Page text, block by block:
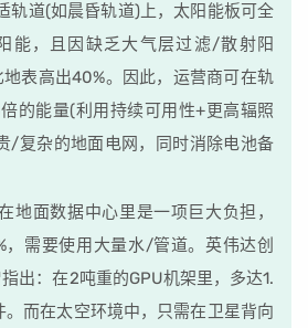
轨道(如晨昏轨道)上，太阳能板可全
能，且因缺乏大气层过滤/散射阳
表高出40%。因此，运营商可在轨
的能量(利用持续可用性+更高辐照
/复杂的地面电网，同时消除电池备
地面数据中心里是一项巨大负担，
，需要使用大量水/管道。英伟达创
出：在2吨重的GPU机架里，多达1.
而在太空环境中，只需在卫星背向